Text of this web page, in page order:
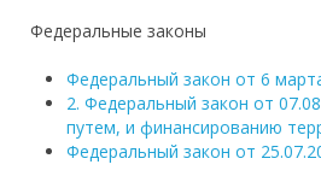
Федеральные законы
Федеральный закон от 6
2. Федеральный закон от
путем, и финансированию
Федеральный закон от